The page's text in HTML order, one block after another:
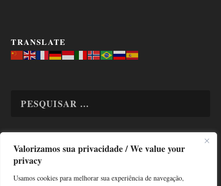
Valorizamos sua privacidade / We value your
privacy
Usamos cookies para melhorar sua experiência de navegação,
TRANSLATE
TODAS OS ASSUNTOS